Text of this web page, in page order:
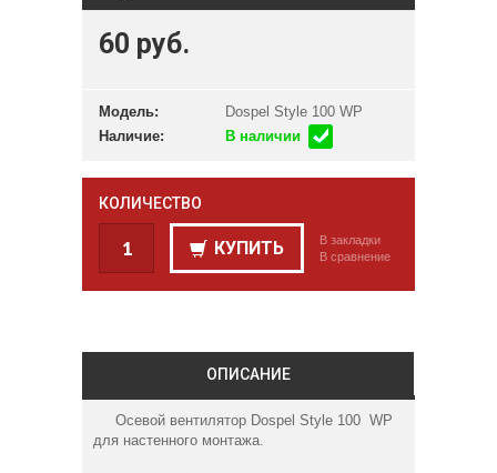
60 руб.
Модель:
Dospel Style 100 WP
Наличие:
В наличии
КОЛИЧЕСТВО
КУПИТЬ
В закладки
В сравнение
ОПИСАНИЕ
Осевой вентилятор Dospel Style 100 WP
для настенного монтажа.